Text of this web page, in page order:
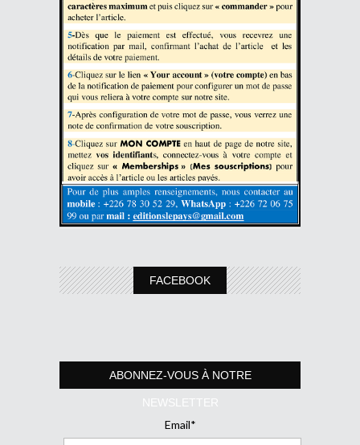
FACEBOOK
ABONNEZ-VOUS À NOTRE
NEWSLETTER
Email*